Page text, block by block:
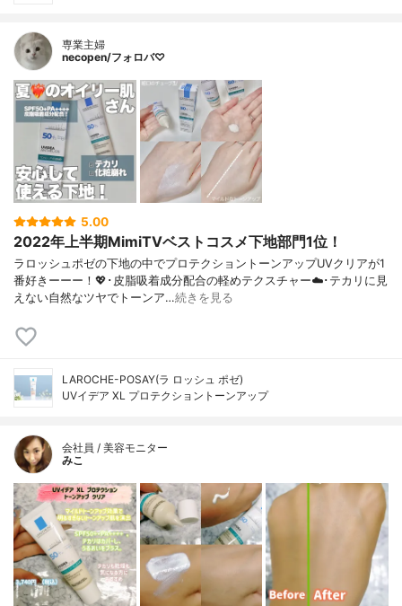
専業主婦
necopen/フォロバ♡
5.00
2022年上半期MimiTVベストコスメ下地部門1位！
ラロッシュポゼの下地の中でプロテクショントーンアップUVクリアが1
番好きーーー！💖･皮脂吸着成分配合の軽めテクスチャー☁️･テカリに見
えない自然なツヤでトーンア…続きを見る
LAROCHE-POSAY(ラ ロッシュ ポゼ)
UVイデア XL プロテクショントーンアップ
会社員 / 美容モニター
みこ